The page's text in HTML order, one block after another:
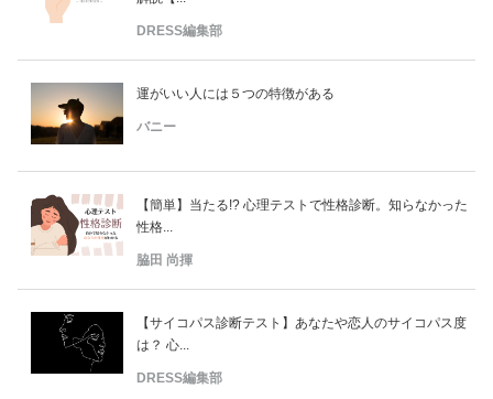
DRESS編集部
運がいい人には５つの特徴がある
バニー
【簡単】当たる!? 心理テストで性格診断。知らなかった
性格...
脇田 尚揮
【サイコパス診断テスト】あなたや恋人のサイコパス度
は？ 心...
DRESS編集部